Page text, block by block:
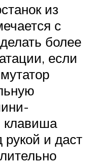
из
с
более
если
клавиша
рукой и даст